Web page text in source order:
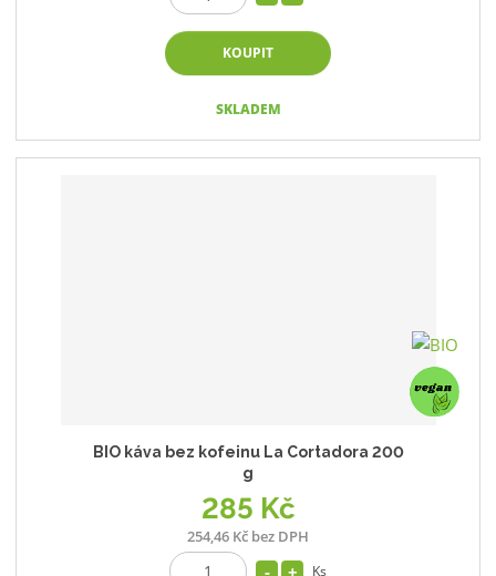
KOUPIT
SKLADEM
BIO káva bez kofeinu La Cortadora 200
g
285 Kč
254,46 Kč bez DPH
Ks